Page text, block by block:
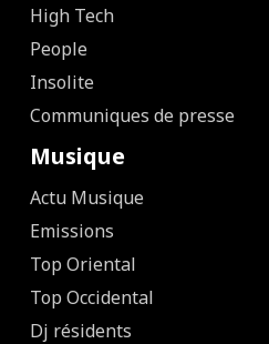
High Tech
People
Insolite
Communiques de presse
Musique
Actu Musique
Emissions
Top Oriental
Top Occidental
Dj résidents